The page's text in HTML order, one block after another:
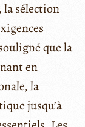
sélection
que la
en
la
jusqu’à